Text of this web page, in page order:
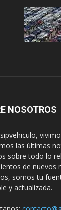
NOSOTROS
las últimas
sobre todo lo
de nuevos
somos tu
y actualizada.